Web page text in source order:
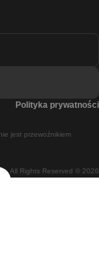
All Rights Reserved © 2026
jest przewoźnikiem
Polityka prywatności